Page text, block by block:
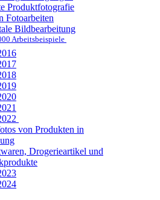
Produktfotografie
Fotoarbeiten
Bildbearbeitung
Arbeitsbeispiele
von Produkten in
Drogerieartikel und